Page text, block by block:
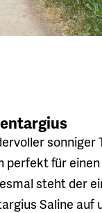
sonniger
perfekt für
steht der
Saline auf